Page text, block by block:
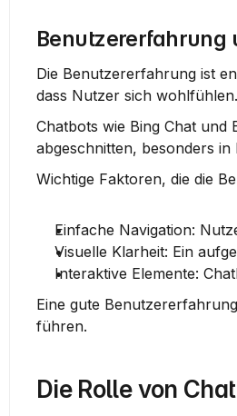
Benutzererfahrung
Die Benutzererfahrung ist
dass Nutzer sich wohlfühlen.
Chatbots wie Bing Chat und
abgeschnitten, besonders in
Wichtige Faktoren, die die
Einfache Navigation:
Visuelle Klarheit: Ein
Interaktive Elemente:
Eine gute
führen.
Die Rolle von